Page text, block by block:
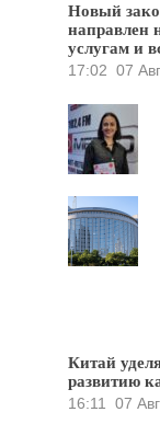
Новый
направлен
услугам и
17:02 07
Китай
развитию
16:11
07